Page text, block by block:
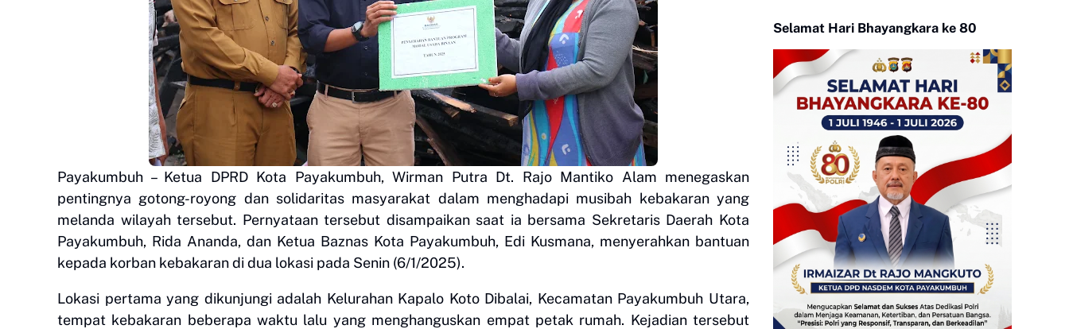
Payakumbuh – Ketua DPRD Kota Payakumbuh, Wirman Putra Dt. Rajo Mantiko Alam menegaskan
pentingnya gotong-royong dan solidaritas masyarakat dalam menghadapi musibah kebakaran yang
melanda wilayah tersebut. Pernyataan tersebut disampaikan saat ia bersama Sekretaris Daerah Kota
Payakumbuh, Rida Ananda, dan Ketua Baznas Kota Payakumbuh, Edi Kusmana, menyerahkan bantuan
kepada korban kebakaran di dua lokasi pada Senin (6/1/2025).
Lokasi pertama yang dikunjungi adalah Kelurahan Kapalo Koto Dibalai, Kecamatan Payakumbuh Utara,
tempat kebakaran beberapa waktu lalu yang menghanguskan empat petak rumah. Kejadian tersebut
Selamat Hari Bhayangkara ke 80